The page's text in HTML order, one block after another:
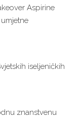
Aspirine
iseljeničkih
znanstvenu